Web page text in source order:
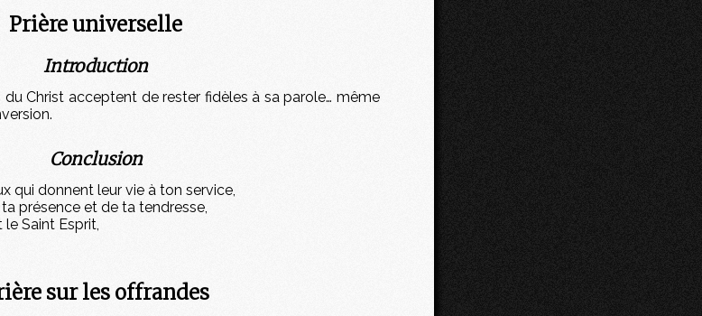
Prière universelle
Introduction
Christ acceptent de rester fidèles à sa parole… même
Conclusion
qui donnent leur vie à ton service,
ta présence et de ta tendresse,
Saint Esprit,
sur les offrandes